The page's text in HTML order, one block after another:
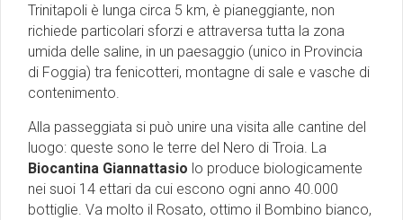
Trinitapoli è lunga circa 5 km, è pianeggiante, non
richiede particolari sforzi e attraversa tutta la zona
umida delle saline, in un paesaggio (unico in Provincia
di Foggia) tra fenicotteri, montagne di sale e vasche di
contenimento.
Alla passeggiata si può unire una visita alle cantine del
luogo: queste sono le terre del Nero di Troia. La
Biocantina Giannattasio lo produce biologicamente
nei suoi 14 ettari da cui escono ogni anno 40.000
bottiglie. Va molto il Rosato, ottimo il Bombino bianco,